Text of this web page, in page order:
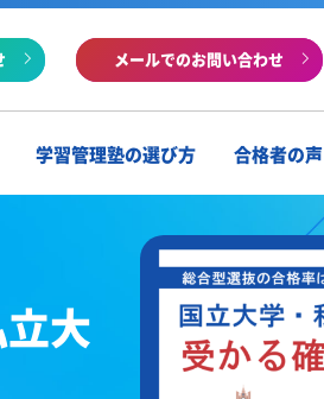
メールでのお問い合わせ
学習管理塾の選び方 合格者の声
大